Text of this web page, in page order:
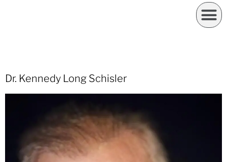
Dr. Kennedy Long Schisler